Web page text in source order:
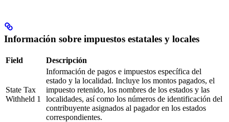
Información sobre impuestos estatales y locales
Field Descripción
State Tax
Withheld 1
Información de pagos e impuestos específica del
estado y la localidad. Incluye los montos pagados, el
impuesto retenido, los nombres de los estados y las
localidades, así como los números de identificación del
contribuyente asignados al pagador en los estados
correspondientes.